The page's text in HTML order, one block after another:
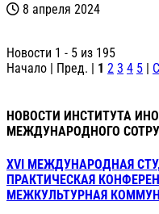
8 апреля 2024
Новости 1 - 5 из 195
Начало | Пред. | 1 2 3 4 5 |
НОВОСТИ ИНСТИТУТА
МЕЖДУНАРОДНОГО
XVI МЕЖДУНАРОДНАЯ
ПРАКТИЧЕСКАЯ
МЕЖКУЛЬТУРНАЯ